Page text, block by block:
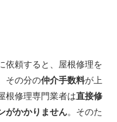
依頼すると、屋根修理を
その分の仲介手数料が上
根修理専門業者は直接修
がかかりません。そのた